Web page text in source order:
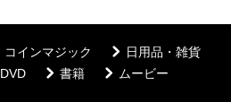
コインマジック
日用品・雑貨
DVD 書籍 ムービー